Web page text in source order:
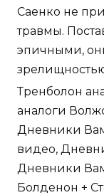
Саенко не
травмы.
эпичными,
Тренболон
аналоги
Дневники
видео,
Дневники
Болденон +